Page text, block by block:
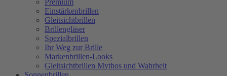
Premium
Einstärkenbrillen
Gleitsichtbrillen
Brillengläser
Spezialbrillen
Ihr Weg zur Brille
Markenbrillen-Looks
Gleitsichtbrillen Mythos und Wahrheit